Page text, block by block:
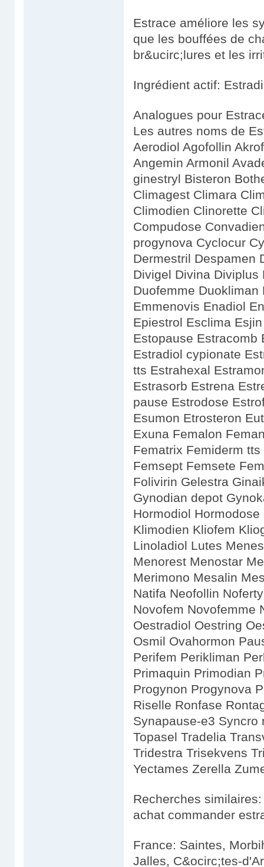
Estrace améliore les
que les bouffées de
br&ucirc;lures et les
Ingrédient actif:
Analogues pour
Les autres noms de
Aerodiol Agofollin
Angemin Armonil
ginestryl Bisteron
Climagest Climara
Climodien Clinorette
Compudose
progynova Cyclocur
Dermestril Despamen
Divigel Divina
Duofemme
Emmenovis Enadiol
Epiestrol Esclima
Estopause Estracomb
Estradiol cypionate
tts Estrahexal
Estrasorb Estrena
pause Estrodose
Esumon Etrosteron
Exuna Femalon
Fematrix Femiderm
Femsept Femsete
Folivirin Gelestra
Gynodian depot
Hormodiol
Klimodien Kliofem
Linoladiol Lutes
Menorest Menostar
Merimono Mesalin
Natifa Neofollin
Novofem Novofemme
Oestradiol Oestring
Osmil Ovahormon
Perifem Perikliman
Primaquin Primodian
Progynon Progynova
Riselle Ronfase
Synapause-e3 Syncro
Topasel Tradelia
Tridestra Trisekvens
Yectames Zerella
Recherches
achat commander
France: Saintes,
Jalles, C&ocirc;tes-